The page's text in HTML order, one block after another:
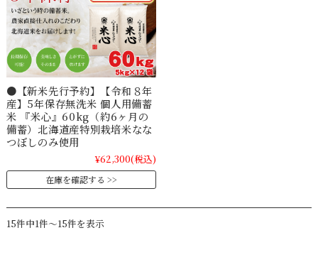
●【新米先行予約】【令和８年
産】5年保存無洗米 個人用備蓄
米 『米心』60kg（約6ヶ月の
備蓄）北海道産特別栽培米なな
つぼしのみ使用
¥62,300(税込)
在庫を確認する
15件中1件～15件を表示